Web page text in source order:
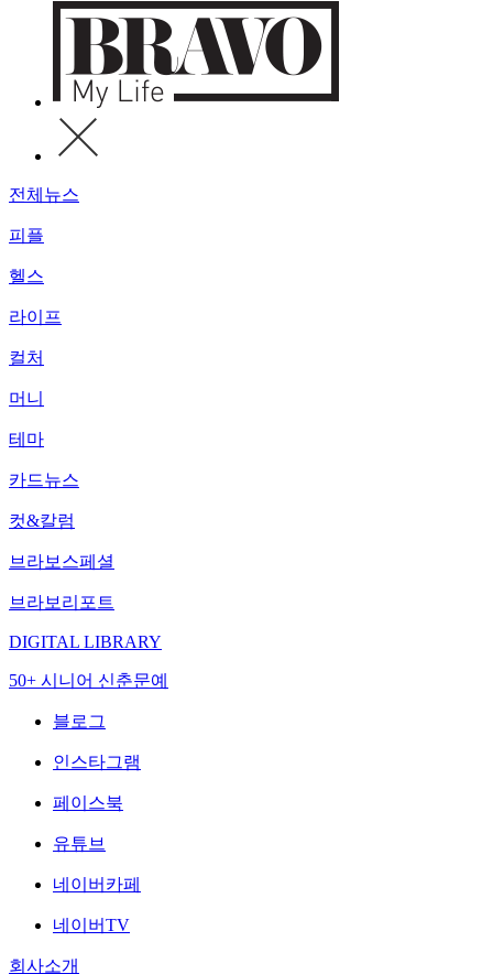
전체뉴스
피플
헬스
라이프
컬처
머니
테마
카드뉴스
컷&칼럼
브라보스페셜
브라보리포트
DIGITAL LIBRARY
50+ 시니어 신춘문예
블로그
인스타그램
페이스북
유튜브
네이버카페
네이버TV
회사소개